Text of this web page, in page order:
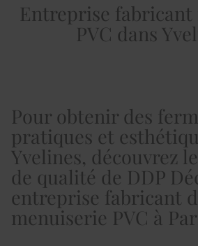
Entreprise fabricant
PVC dans
Pour obtenir des
pratiques et
Yvelines, découvrez
de qualité de DDP
entreprise fabricant
menuiserie PVC à